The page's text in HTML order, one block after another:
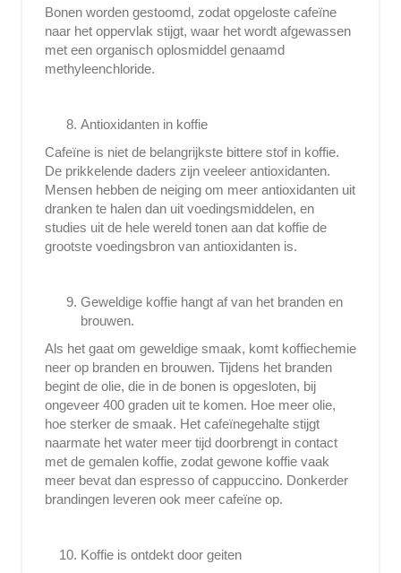
Bonen worden gestoomd, zodat opgeloste cafeïne
naar het oppervlak stijgt, waar het wordt afgewassen
met een organisch oplosmiddel genaamd
methyleenchloride.
Antioxidanten in koffie
Cafeïne is niet de belangrijkste bittere stof in koffie.
De prikkelende daders zijn veeleer antioxidanten.
Mensen hebben de neiging om meer antioxidanten uit
dranken te halen dan uit voedingsmiddelen, en
studies uit de hele wereld tonen aan dat koffie de
grootste voedingsbron van antioxidanten is.
Geweldige koffie hangt af van het branden en
brouwen.
Als het gaat om geweldige smaak, komt koffiechemie
neer op branden en brouwen. Tijdens het branden
begint de olie, die in de bonen is opgesloten, bij
ongeveer 400 graden uit te komen. Hoe meer olie,
hoe sterker de smaak. Het cafeïnegehalte stijgt
naarmate het water meer tijd doorbrengt in contact
met de gemalen koffie, zodat gewone koffie vaak
meer bevat dan espresso of cappuccino. Donkerder
brandingen leveren ook meer cafeïne op.
Koffie is ontdekt door geiten